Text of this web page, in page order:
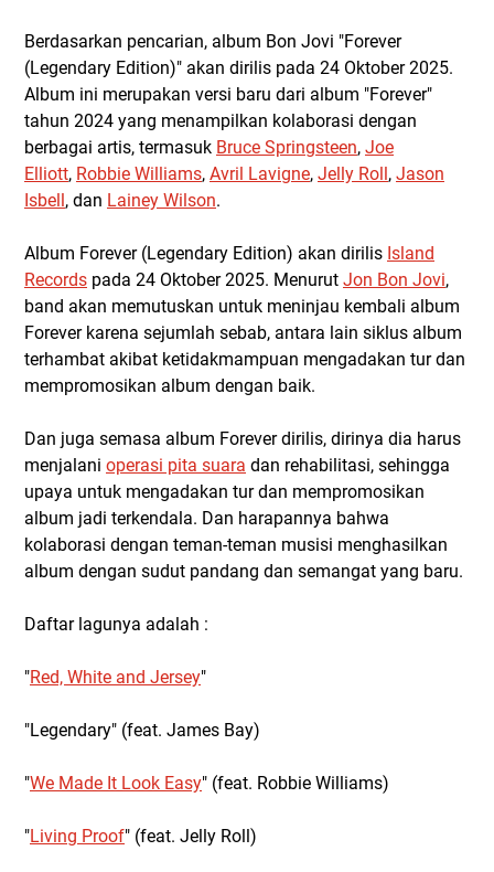
Berdasarkan pencarian, album Bon Jovi "Forever
(Legendary Edition)" akan dirilis pada 24 Oktober 2025.
Album ini merupakan versi baru dari album "Forever"
tahun 2024 yang menampilkan kolaborasi dengan
berbagai artis, termasuk Bruce Springsteen, Joe
Elliott, Robbie Williams, Avril Lavigne, Jelly Roll, Jason
Isbell, dan Lainey Wilson.
Album Forever (Legendary Edition) akan dirilis Island
Records pada 24 Oktober 2025. Menurut Jon Bon Jovi,
band akan memutuskan untuk meninjau kembali album
Forever karena sejumlah sebab, antara lain siklus album
terhambat akibat ketidakmampuan mengadakan tur dan
mempromosikan album dengan baik.
Dan juga semasa album Forever dirilis, dirinya dia harus
menjalani operasi pita suara dan rehabilitasi, sehingga
upaya untuk mengadakan tur dan mempromosikan
album jadi terkendala. Dan harapannya bahwa
kolaborasi dengan teman-teman musisi menghasilkan
album dengan sudut pandang dan semangat yang baru.
Daftar lagunya adalah :
"Red, White and Jersey"
"Legendary" (feat. James Bay)
"We Made It Look Easy" (feat. Robbie Williams)
"Living Proof" (feat. Jelly Roll)